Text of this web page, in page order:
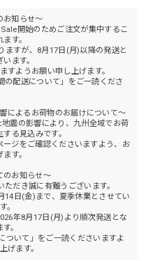
お知らせ～
開始のためご注文が集中するこ
す。
ますが、8月17日(月)以降の発送と
ます。
すようお願い申し上げます。
の配送について」をご一読くださ
によるお荷物のお届けについて～
震の影響により、九州全域でお荷
る見込みです。
ジをご確認くださいますよう、お
す。
のお知らせ～
だき誠に有難うございます。
日(金)まで、夏季休業とさせてい
。
年8月17日(月)より順次発送とな
。
ついて」をご一読くださいますよ
げます。